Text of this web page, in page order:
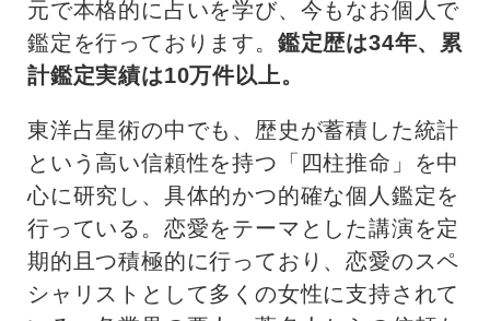
元で本格的に占いを学び、今もなお個人で
鑑定を行っております。 鑑定歴は34年、累
計鑑定実績は10万件以上。
東洋占星術の中でも、歴史が蓄積した統計
という高い信頼性を持つ「四柱推命」を中
心に研究し、具体的かつ的確な個人鑑定を
⾏っている。恋愛をテーマとした講演を定
期的且つ積極的に⾏っており、恋愛のスペ
シャリストとして多くの⼥性に支持されて